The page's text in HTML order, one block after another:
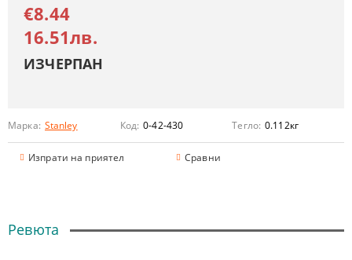
Марка: Stanley Код: 0-42-430 Тегло: 0.112кг
Изпрати на приятел Сравни
€8.44
16.51лв.
ИЗЧЕРПАН
Ревюта